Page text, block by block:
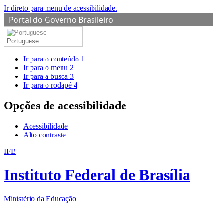
Ir direto para menu de acessibilidade.
Portal do Governo Brasileiro
Portuguese
Ir para o conteúdo 1
Ir para o menu 2
Ir para a busca 3
Ir para o rodapé 4
Opções de acessibilidade
Acessibilidade
Alto contraste
IFB
Instituto Federal de Brasília
Ministério da Educação